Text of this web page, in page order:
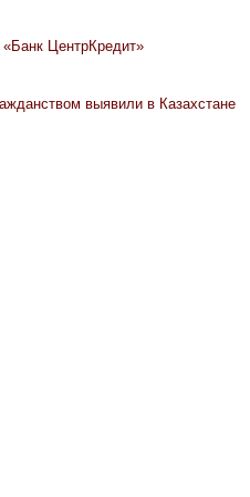
ЦентрКредит»
выявили в Казахстане